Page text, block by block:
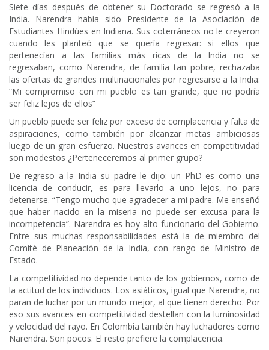
Siete días después de obtener su Doctorado se regresó a la
India. Narendra había sido Presidente de la Asociación de
Estudiantes Hindúes en Indiana. Sus coterráneos no le creyeron
cuando les planteó que se quería regresar: si ellos que
pertenecían a las familias más ricas de la India no se
regresaban, como Narendra, de familia tan pobre, rechazaba
las ofertas de grandes multinacionales por regresarse a la India:
“Mi compromiso con mi pueblo es tan grande, que no podría
ser feliz lejos de ellos”
Un pueblo puede ser feliz por exceso de complacencia y falta de
aspiraciones, como también por alcanzar metas ambiciosas
luego de un gran esfuerzo. Nuestros avances en competitividad
son modestos ¿Perteneceremos al primer grupo?
De regreso a la India su padre le dijo: un PhD es como una
licencia de conducir, es para llevarlo a uno lejos, no para
detenerse. “Tengo mucho que agradecer a mi padre. Me enseñó
que haber nacido en la miseria no puede ser excusa para la
incompetencia”. Narendra es hoy alto funcionario del Gobierno.
Entre sus muchas responsabilidades está la de miembro del
Comité de Planeación de la India, con rango de Ministro de
Estado.
La competitividad no depende tanto de los gobiernos, como de
la actitud de los individuos. Los asiáticos, igual que Narendra, no
paran de luchar por un mundo mejor, al que tienen derecho. Por
eso sus avances en competitividad destellan con la luminosidad
y velocidad del rayo. En Colombia también hay luchadores como
Narendra. Son pocos. El resto prefiere la complacencia.